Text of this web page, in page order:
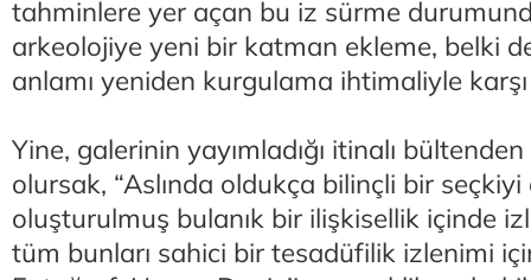
tahminlere yer açan bu iz sürme
arkeolojiye yeni bir katman ekleme, belki
anlamı yeniden kurgulama ihtimaliyle karşı
Yine, galerinin yayımladığı itinalı
olursak, “Aslında oldukça bilinçli bir seçkiyi
oluşturulmuş bulanık bir ilişkisellik içinde
tüm bunları sahici bir tesadüfilik izlenimi